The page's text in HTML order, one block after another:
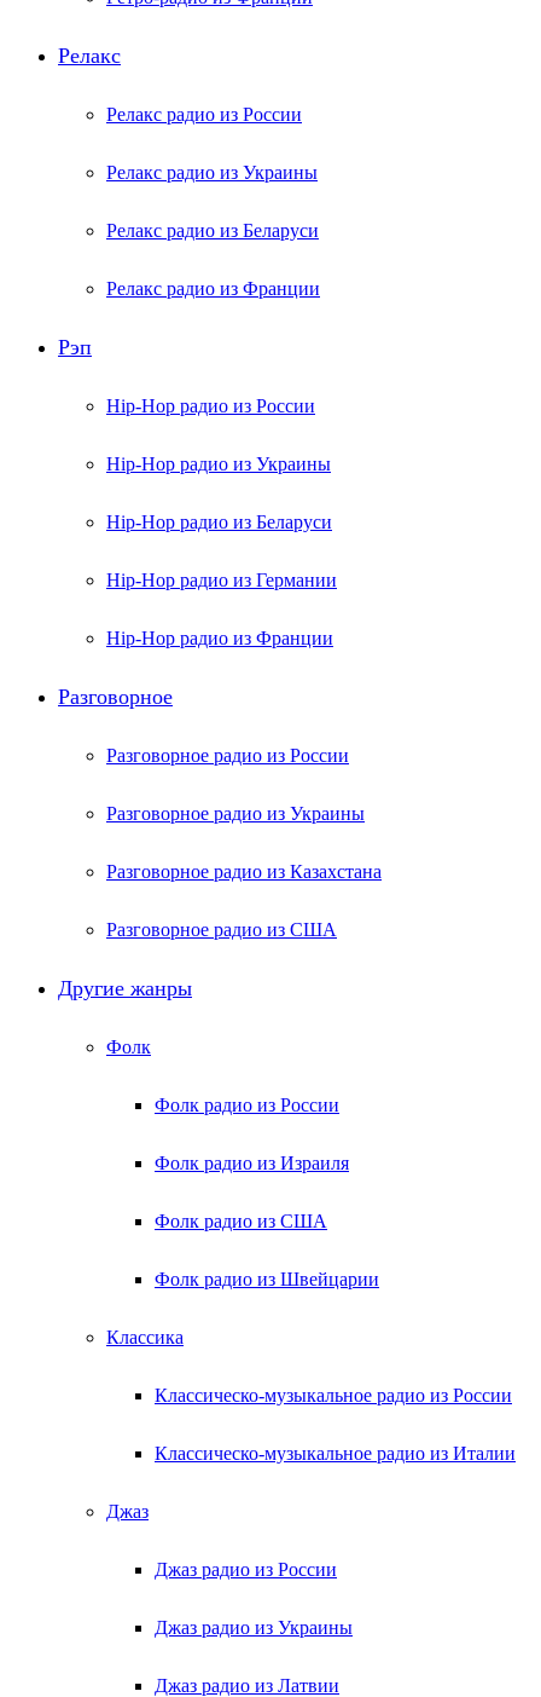
Релакс
Релакс радио из России
Релакс радио из Украины
Релакс радио из Беларуси
Релакс радио из Франции
Рэп
Hip-Hop радио из России
Hip-Hop радио из Украины
Hip-Hop радио из Беларуси
Hip-Hop радио из Германии
Hip-Hop радио из Франции
Разговорное
Разговорное радио из России
Разговорное радио из Украины
Разговорное радио из Казахстана
Разговорное радио из США
Другие жанры
Фолк
Фолк радио из России
Фолк радио из Израиля
Фолк радио из США
Фолк радио из Швейцарии
Классика
Классическо-музыкальное радио из России
Классическо-музыкальное радио из Италии
Джаз
Джаз радио из России
Джаз радио из Украины
Джаз радио из Латвии